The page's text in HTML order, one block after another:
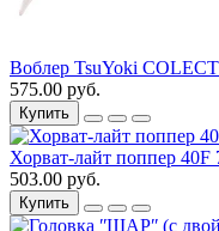
Воблер TsuYoki
575.00 руб.
Купить
Хорват-лайт поппер 40F
503.00 руб.
Купить